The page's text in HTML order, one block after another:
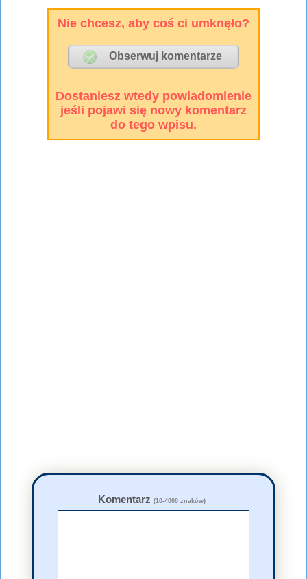
Nie chcesz, aby coś ci umknęło?
Dostaniesz wtedy powiadomienie
jeśli pojawi się nowy komentarz
do tego wpisu.
Komentarz (10-4000 znaków)